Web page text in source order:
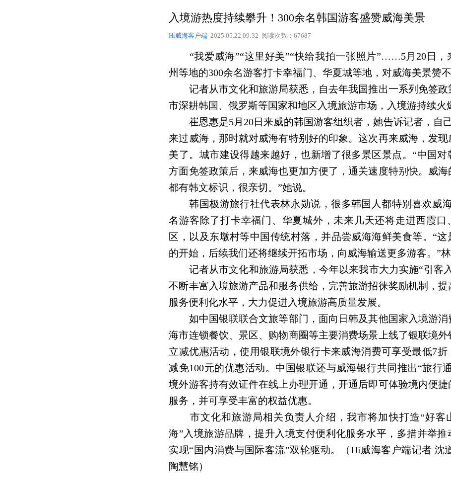
入境游热度持续攀升！300余名韩国游客盛赞威海美景
Hi威海客户端 2025.05.22 09:32 阅读次数：67687
“我爱威海”“这里好美”“快给我拍一张照片”……5月20日，
州等地的300余名游客打卡幸福门、华夏城等地，对威海美景赞不
记者从市文化和旅游局获悉，自去年我国推出一系列免签政
市深耕韩国、俄罗斯等国家和地区入境旅游市场，入境游持续火
崔恩惠是5月20日来威的韩国游客组织者，她告诉记者，自
来过威海，那时就对威海有特别好的印象。这次再来威海，发现
美了。城市建设得越来越好，也新增了很多景区景点。“中国对
方面免签政策后，来威海也更加方便了，通关速度特别快。威海
都有韩文标识，很亲切。”她说。
韩国极游旅行社代表林永勋说，很多韩国人都特别喜欢威
名游客除了打卡幸福门、华夏城外，未来几天还将走进西霞口
区，以及东墩村等中国传统村落，并品尝威海海鲜美食等。“这
的开始，后续我们还将继续开拓市场，向威海输送更多游客。”林
记者从市文化和旅游局获悉，今年以来我市大力实施“引客入
不断丰富入境旅游产品和服务供给，完善旅游招徕奖励机制，
服务便利化水平，大力促进入境旅游高质量发展。
如中国银联联合文旅等部门，面向日韩及其他国家入境游消
海市连锁餐饮、景区、购物商圈等主要消费场景上线了银联境外
立减优惠活动，使用银联境外银行卡来威海消费可享受最低7折
减免100元的优惠活动。中国银联还与威海银行共同推出“旅行
境外游客持有效证件在线上办理开通，开通后即可体验境内便
服务，并可享受丰富的权益优惠。
市文化和旅游局相关负责人介绍，我市将加快打造“好客
海”入境旅游品牌，提升入境支付便利化服务水平，多措并举推
实现“国内消费与国际客流”双轮驱动。（Hi威海客户端记者 沈
陶慧铭）